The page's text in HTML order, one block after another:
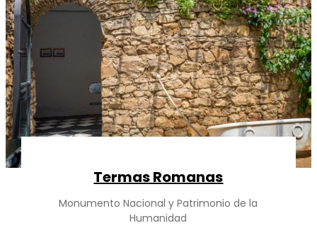
Termas Romanas
Monumento Nacional y Patrimonio de la
Humanidad